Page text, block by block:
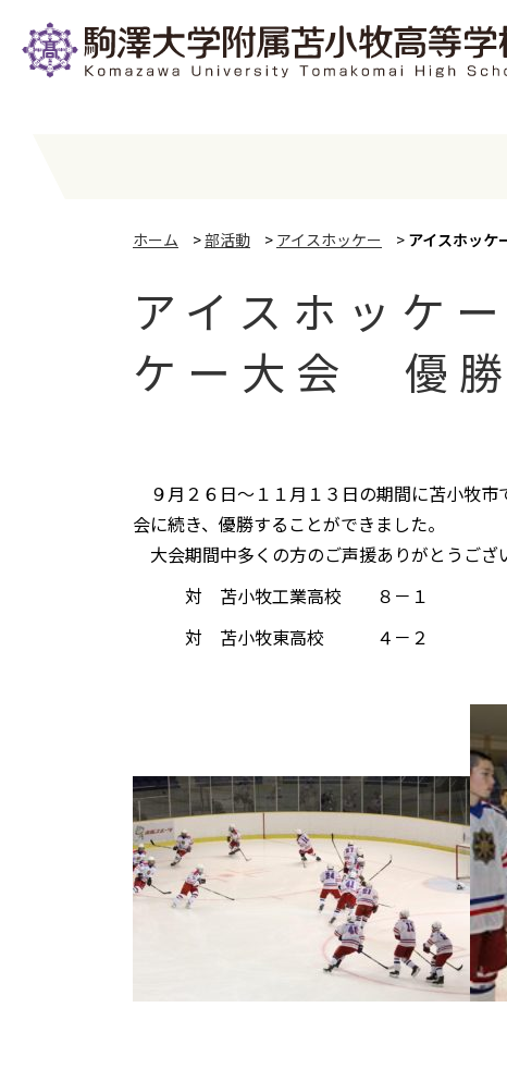
ホーム >部活動 > アイスホッケー > アイスホッ
アイスホッケ
ケー大会 優勝
９月２６日～１１月１３日の期間に苫小牧市
会に続き、優勝することができました。
大会期間中多くの方のご声援ありがとうござ
対 苫小牧工業高校 ８－１
対 苫小牧東高校 ４－２